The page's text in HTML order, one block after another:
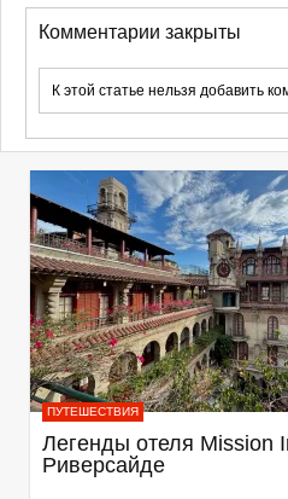
Комментарии закрыты
К этой статье нельзя добавить
ПУТЕШЕСТВИЯ
Легенды отеля Mission
Риверсайде